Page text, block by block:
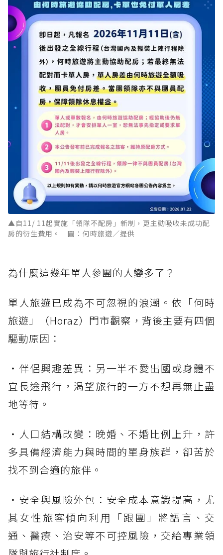
▲自11/ 11起實施「領隊不配房」新制，更主動吸收未成功配
房的衍生費用。 圖：何時旅遊／提供
為什麼這幾年單人參團的人變多了？
單人旅遊已成為不可忽視的浪潮。依「何時
旅遊」（Horaz）門市觀察，背後主要有四個
驅動原因：
・伴侶興趣差異：另一半不愛出國或身體不
宜長途飛行，渴望旅行的一方不想再無止盡
地等待。
・人口結構改變：晚婚、不婚比例上升，許
多具備經濟能力與時間的單身族群，卻苦於
找不到合適的旅伴。
・安全與風險外包：安全成本意識提高，尤
其女性旅客傾向利用「跟團」將語言、交
通、醫療、治安等不可控風險，交給專業領